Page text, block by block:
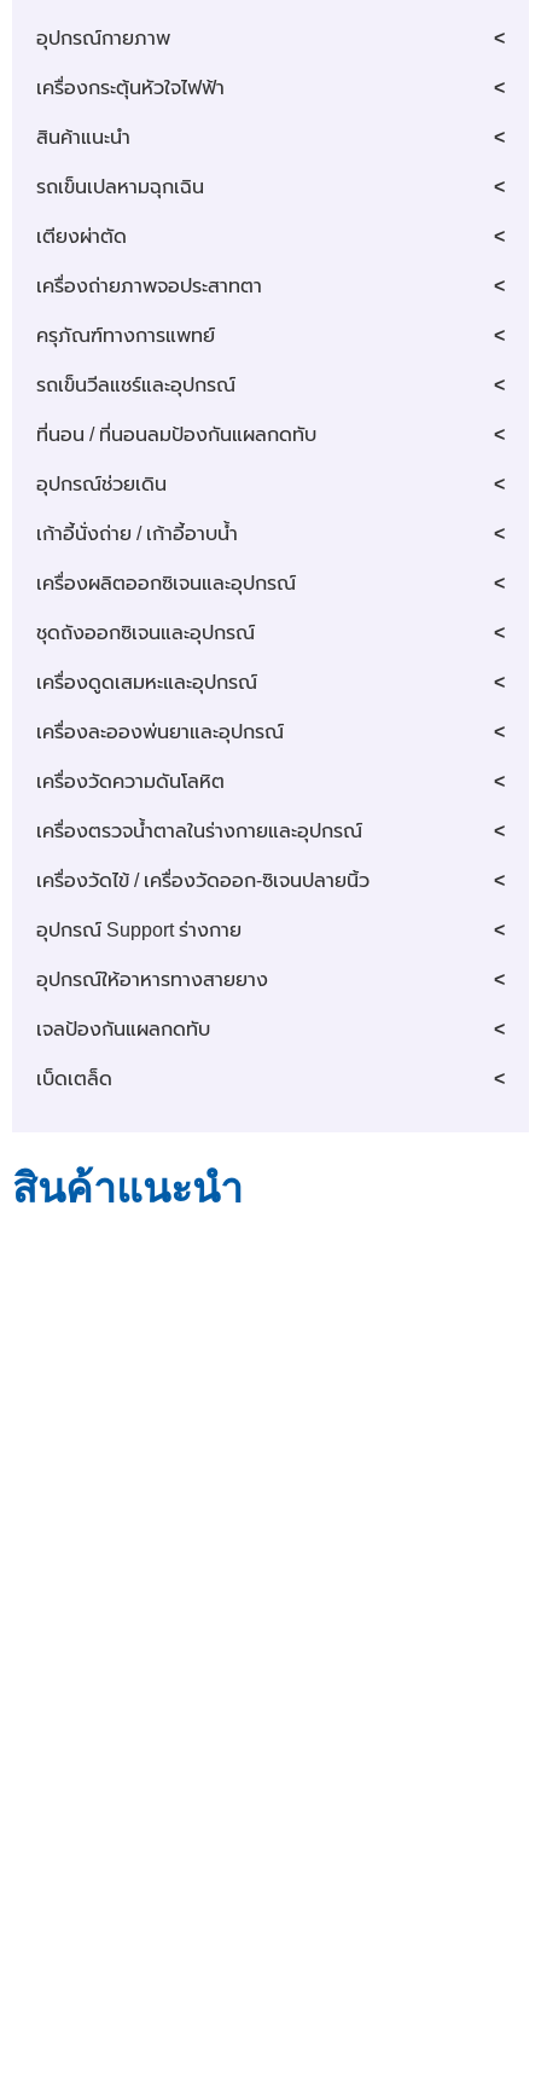
อุปกรณ์กายภาพ
เครื่องกระตุ้นหัวใจไฟฟ้า
สินค้าแนะนำ
รถเข็นเปลหามฉุกเฉิน
เตียงผ่าตัด
เครื่องถ่ายภาพจอประสาทตา
ครุภัณฑ์ทางการแพทย์
รถเข็นวีลแชร์และอุปกรณ์
ที่นอน / ที่นอนลมป้องกันแผลกดทับ
อุปกรณ์ช่วยเดิน
เก้าอี้นั่งถ่าย / เก้าอี้อาบน้ำ
เครื่องผลิตออกซิเจนและอุปกรณ์
ชุดถังออกซิเจนและอุปกรณ์
เครื่องดูดเสมหะและอุปกรณ์
เครื่องละอองพ่นยาและอุปกรณ์
เครื่องวัดความดันโลหิต
เครื่องตรวจน้ำตาลในร่างกายและอุปกรณ์
เครื่องวัดไข้ / เครื่องวัดออก-ซิเจนปลายนิ้ว
อุปกรณ์ Support ร่างกาย
อุปกรณ์ให้อาหารทางสายยาง
เจลป้องกันแผลกดทับ
เบ็ดเตล็ด
สินค้าแนะนำ